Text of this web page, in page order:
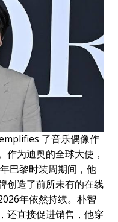
了音乐偶像作
作为迪奥的全球大使，
巴黎时装周期间，他
创造了前所未有的在线
年依然持续。朴智
还直接促进销售，他穿